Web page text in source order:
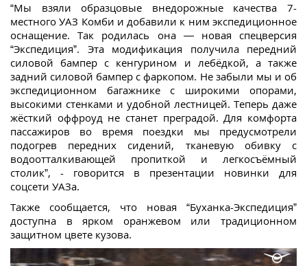
“Мы взяли образцовые внедорожные качества 7-
местного УАЗ Комби и добавили к ним экспедиционное
оснащение. Так родилась она — новая спецверсия
“Экспедиция”. Эта модификация получила передний
силовой бампер с кенгурином и лебёдкой, а также
задний силовой бампер с фаркопом. Не забыли мы и об
экспедиционном багажнике с широкими опорами,
высокими стенками и удобной лестницей. Теперь даже
жёсткий оффроуд не станет преградой. Для комфорта
пассажиров во время поездки мы предусмотрели
подогрев передних сидений, тканевую обивку с
водоотталкивающей пропиткой и легкосъёмный
столик”, - говорится в презентации новинки для
соцсети УАЗа.
Также сообщается, что новая “Буханка-Экспедиция”
доступна в ярком оранжевом или традиционном
защитном цвете кузова.